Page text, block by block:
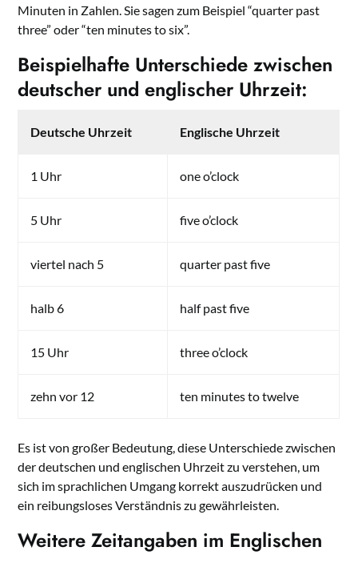
Minuten in Zahlen. Sie sagen zum Beispiel “quarter past
three” oder “ten minutes to six”.
Beispielhafte Unterschiede zwischen
deutscher und englischer Uhrzeit:
Deutsche Uhrzeit Englische Uhrzeit
1 Uhr one o’clock
5 Uhr five o’clock
viertel nach 5 quarter past five
halb 6 half past five
15 Uhr three o’clock
zehn vor 12 ten minutes to twelve
Es ist von großer Bedeutung, diese Unterschiede zwischen
der deutschen und englischen Uhrzeit zu verstehen, um
sich im sprachlichen Umgang korrekt auszudrücken und
ein reibungsloses Verständnis zu gewährleisten.
Weitere Zeitangaben im Englischen